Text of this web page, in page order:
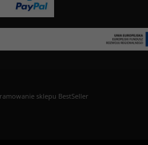
sklepu BestSeller